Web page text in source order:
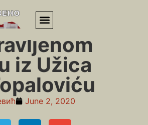
рат
O zaboravljenom velikanu iz
iz Užica
June 2, 2020